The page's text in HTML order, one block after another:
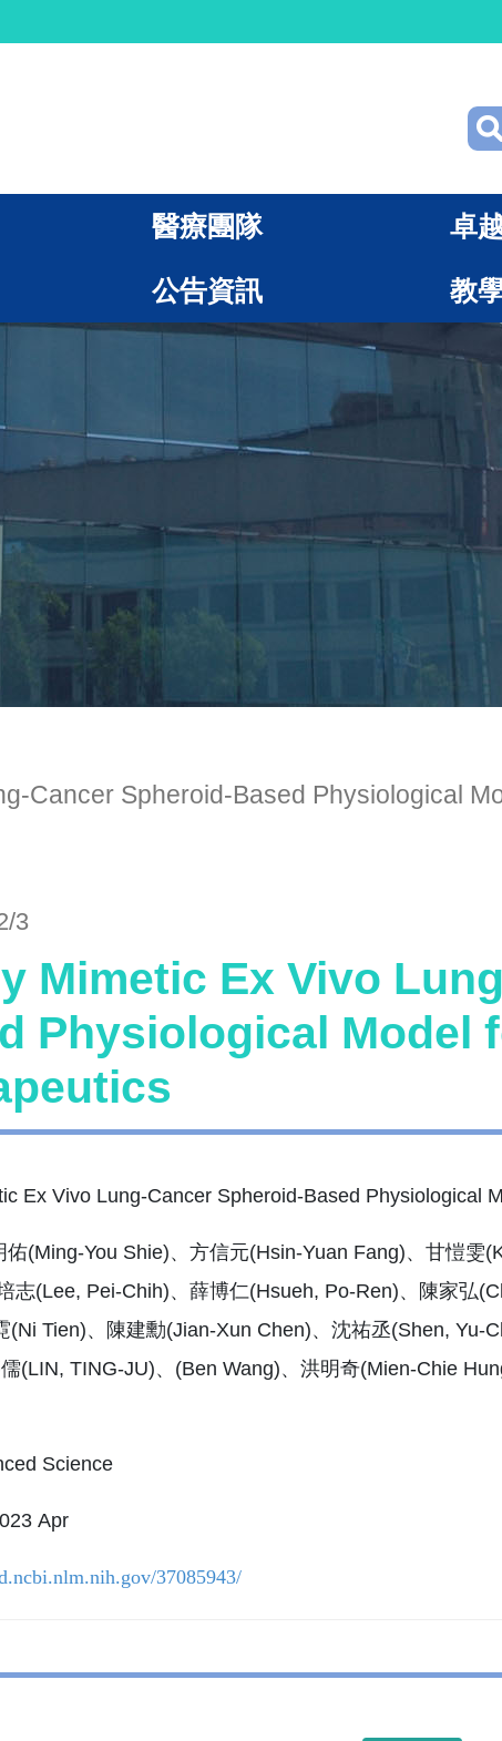
醫療團隊 卓
公告資訊 教
Cancer Spheroid-Based Physiological
3
Mimetic Ex Vivo
Physiological Model
Ex Vivo Lung-Cancer Spheroid-Based Physiological
佑(Ming-You Shie)、方信元(Hsin-Yuan Fang)、甘愷雯
志(Lee, Pei-Chih)、薛博仁(Hsueh, Po-Ren)、陳家弘
(Ni Tien)、陳建勳(Jian-Xun Chen)、沈祐丞(Shen, Yu-
(LIN, TING-JU)、(Ben Wang)、洪明奇(Mien-Chie
Science
Apr
37085943/